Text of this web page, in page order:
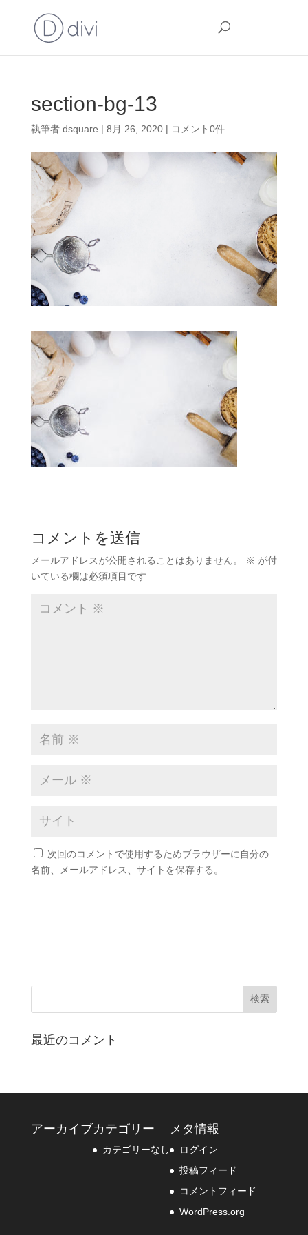
section-bg-13
執筆者 dsquare | 8月 26, 2020| コメント0件
コメントを送信
メールアドレスが公開されることはありません。 ※ が付
いている欄は必須項目です
次回のコメントで使用するためブラウザーに自分の
名前、メールアドレス、サイトを保存する。
最近のコメント
アーカイブカテゴリー
カテゴリーなし
メタ情報
ログイン
投稿フィード
コメントフィード
WordPress.org